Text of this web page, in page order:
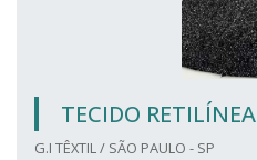
TECIDO RETILÍNEA
G.I TÊXTIL / SÃO PAULO - SP